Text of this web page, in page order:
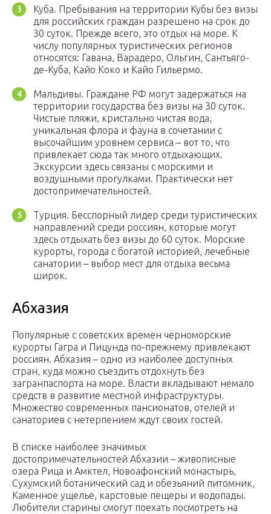
Куба. Пребывания на территории Кубы без визы
для российских граждан разрешено на срок до
30 суток. Прежде всего, это отдых на море. К
числу популярных туристических регионов
относятся: Гавана, Варадеро, Ольгин, Сантьяго-
де-Куба, Кайо Коко и Кайо Гильермо.
Мальдивы. Граждане РФ могут задержаться на
территории государства без визы на 30 суток.
Чистые пляжи, кристально чистая вода,
уникальная флора и фауна в сочетании с
высочайшим уровнем сервиса – вот то, что
привлекает сюда так много отдыхающих.
Экскурсии здесь связаны с морскими и
воздушными прогулками. Практически нет
достопримечательностей.
Турция. Бесспорный лидер среди туристических
направлений среди россиян, которые могут
здесь отдыхать без визы до 60 суток. Морские
курорты, города с богатой историей, лечебные
санатории – выбор мест для отдыха весьма
широк.
Абхазия
Популярные с советских времен черноморские
курорты Гагра и Пицунда по-прежнему привлекают
россиян. Абхазия – одно из наиболее доступных
стран, куда можно съездить отдохнуть без
загранпаспорта на море. Власти вкладывают немало
средств в развитие местной инфраструктуры.
Множество современных пансионатов, отелей и
санаториев с нетерпением ждут своих гостей.
В списке наиболее значимых
достопримечательностей Абхазии – живописные
озера Рица и Амктел, Новоафонский монастырь,
Сухумский ботанический сад и обезьяний питомник,
Каменное ущелье, карстовые пещеры и водопады.
Любители старины смогут поехать посмотреть на